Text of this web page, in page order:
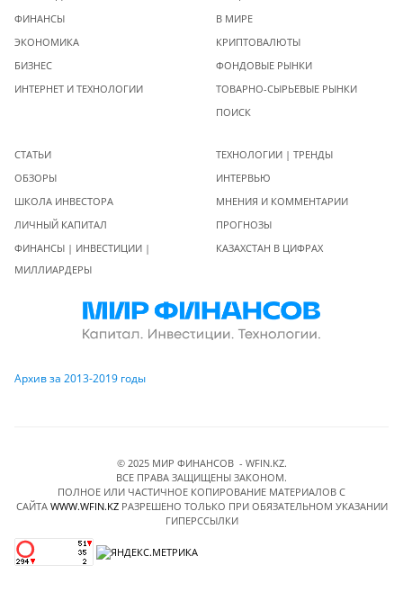
ФИНАНСЫ
ЭКОНОМИКА
БИЗНЕС
ИНТЕРНЕТ И ТЕХНОЛОГИИ
В МИРЕ
КРИПТОВАЛЮТЫ
ФОНДОВЫЕ РЫНКИ
ТОВАРНО-СЫРЬЕВЫЕ РЫНКИ
ПОИСК
СТАТЬИ
ОБЗОРЫ
ШКОЛА ИНВЕСТОРА
ЛИЧНЫЙ КАПИТАЛ
ФИНАНСЫ | ИНВЕСТИЦИИ |
МИЛЛИАРДЕРЫ
ТЕХНОЛОГИИ | ТРЕНДЫ
ИНТЕРВЬЮ
МНЕНИЯ И КОММЕНТАРИИ
ПРОГНОЗЫ
КАЗАХСТАН В ЦИФРАХ
Архив за 2013-2019 годы
© 2025 МИР ФИНАНСОВ - WFIN.KZ.
ВСЕ ПРАВА ЗАЩИЩЕНЫ ЗАКОНОМ.
ПОЛНОЕ ИЛИ ЧАСТИЧНОЕ КОПИРОВАНИЕ МАТЕРИАЛОВ C
САЙТА WWW.WFIN.KZРАЗРЕШЕНО ТОЛЬКО ПРИ ОБЯЗАТЕЛЬНОМ УКАЗАНИИ
ГИПЕРССЫЛКИ